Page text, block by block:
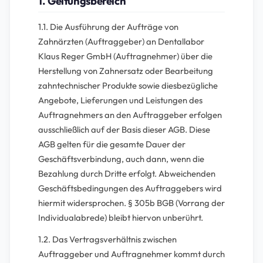
1.1. Die Ausführung der Aufträge von
Zahnärzten (Auftraggeber) an Dentallabor
Klaus Reger GmbH (Auftragnehmer) über die
Herstellung von Zahnersatz oder Bearbeitung
zahntechnischer Produkte sowie diesbezügliche
Angebote, Lieferungen und Leistungen des
Auftragnehmers an den Auftraggeber erfolgen
ausschließlich auf der Basis dieser AGB. Diese
AGB gelten für die gesamte Dauer der
Geschäftsverbindung, auch dann, wenn die
Bezahlung durch Dritte erfolgt. Abweichenden
Geschäftsbedingungen des Auftraggebers wird
hiermit widersprochen. § 305b BGB (Vorrang der
Individualabrede) bleibt hiervon unberührt.
1.2. Das Vertragsverhältnis zwischen
Auftraggeber und Auftragnehmer kommt durch